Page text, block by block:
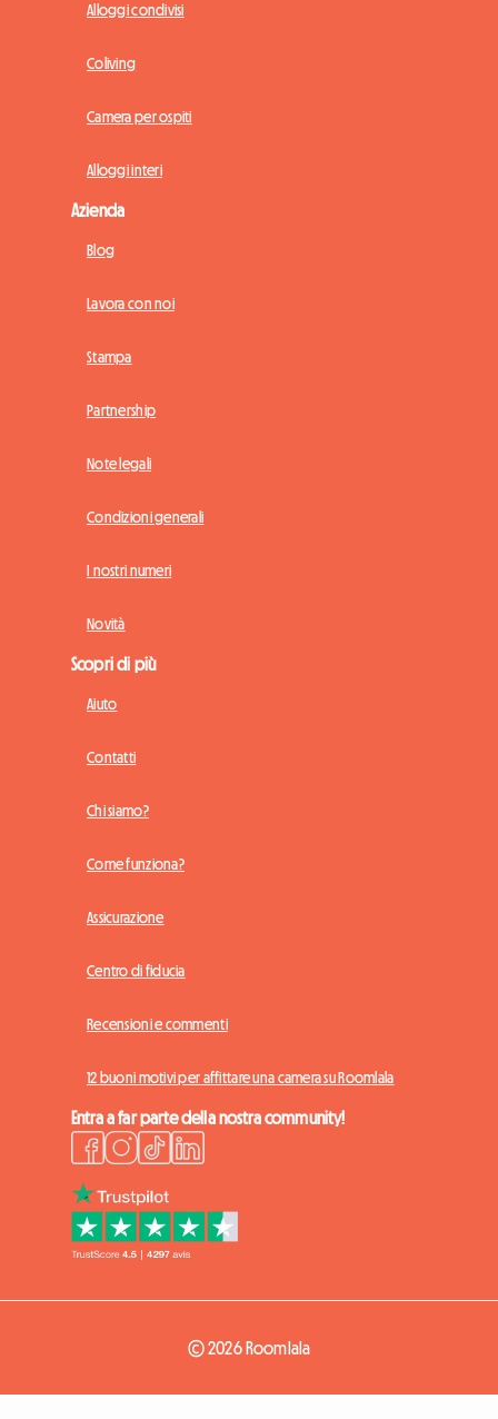
Alloggi condivisi
Coliving
Camera per ospiti
Alloggi interi
Azienda
Blog
Lavora con noi
Stampa
Partnership
Note legali
Condizioni generali
I nostri numeri
Novità
Scopri di più
Aiuto
Contatti
Chi siamo?
Come funziona?
Assicurazione
Centro di fiducia
Recensioni e commenti
12 buoni motivi per affittare una camera su Roomlala
Entra a far parte della nostra community!
© 2026 Roomlala